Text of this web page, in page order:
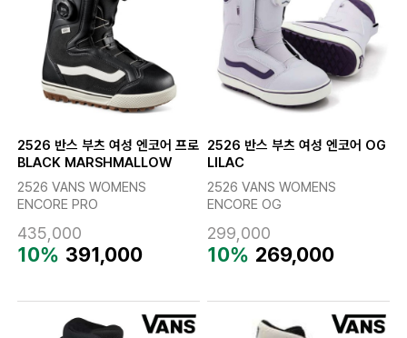
2526 반스 부츠 여성 엔코어 프로
BLACK MARSHMALLOW
2526 VANS WOMENS
ENCORE PRO
435,000
10% 391,000
2526 반스 부츠 여성 엔코어 OG
LILAC
2526 VANS WOMENS
ENCORE OG
299,000
10% 269,000